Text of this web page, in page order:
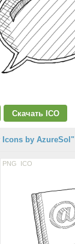
Скачать ICO
Icons by AzureSol"
PNG ICO